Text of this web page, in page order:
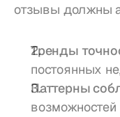
отзывы должны
Тренды
постоянных
Паттерны